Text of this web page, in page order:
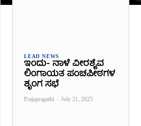
LEAD NEWS
ಇಂದು- ನಾಳೆ ವೀರಶೈವ
ಲಿಂಗಾಯತ ಪಂಚಪೀಠಗಳ
ಶೃಂಗ ಸಭೆ
Prajapragathi - July 21, 2025